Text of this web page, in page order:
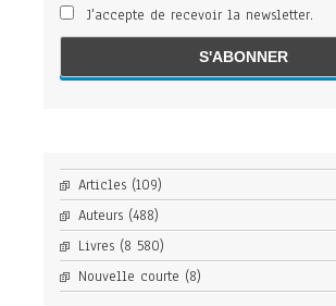
J'accepte de recevoir la newsletter.
Articles (109)
Auteurs (488)
Livres (8 580)
Nouvelle courte (8)